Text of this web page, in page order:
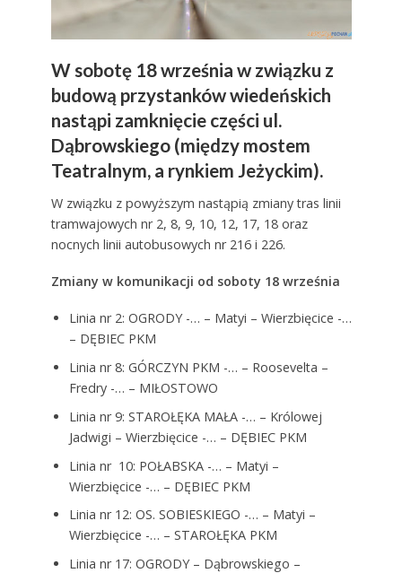
W sobotę 18 września w związku z
budową przystanków wiedeńskich
nastąpi zamknięcie części ul.
Dąbrowskiego (między mostem
Teatralnym, a rynkiem Jeżyckim).
W związku z powyższym nastąpią zmiany tras linii
tramwajowych nr 2, 8, 9, 10, 12, 17, 18 oraz
nocnych linii autobusowych nr 216 i 226.
Zmiany w komunikacji od soboty 18 września
Linia nr 2: OGRODY -… – Matyi – Wierzbięcice -…
– DĘBIEC PKM
Linia nr 8: GÓRCZYN PKM -… – Roosevelta –
Fredry -… – MIŁOSTOWO
Linia nr 9: STAROŁĘKA MAŁA -… – Królowej
Jadwigi – Wierzbięcice -… – DĘBIEC PKM
Linia nr 10: POŁABSKA -… – Matyi –
Wierzbięcice -… – DĘBIEC PKM
Linia nr 12: OS. SOBIESKIEGO -… – Matyi –
Wierzbięcice -… – STAROŁĘKA PKM
Linia nr 17: OGRODY – Dąbrowskiego –